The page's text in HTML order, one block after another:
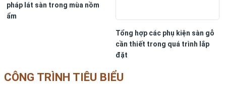
pháp lát sàn trong mùa nồm
ẩm
Tổng hợp các phụ kiện sàn gỗ
cần thiết trong quá trình lắp
đặt
CÔNG TRÌNH TIÊU BIỂU